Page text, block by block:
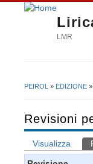
LMR
PEIROL » EDIZIONE »
Revisioni
Schede
Visualizza